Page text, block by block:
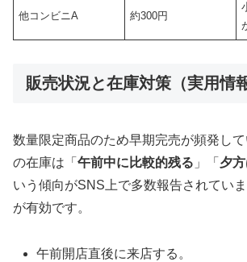
他コンビニA 約300円
販売状況と在庫対策（実用情報
数量限定商品のため早期完売が頻発し
の在庫は「 午前中に比較的残る 」「 夕
いう傾向がSNS上で多数報告されてい
が有効です。
午前開店直後に来店する。